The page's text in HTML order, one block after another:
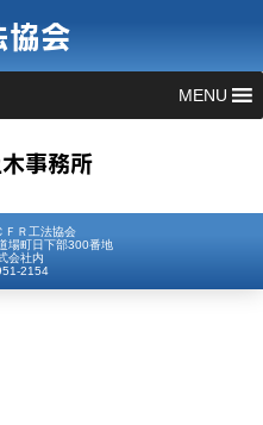
協会
MENU
事務所
ＦＲ工法協会
場町日下部300番地
会社内
2154